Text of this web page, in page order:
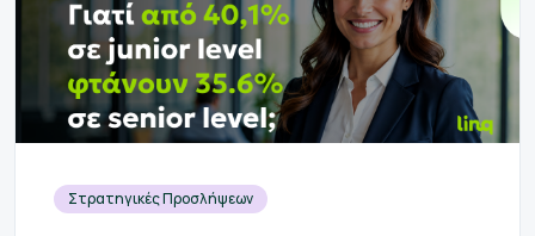
Στρατηγικές Προσλήψεων